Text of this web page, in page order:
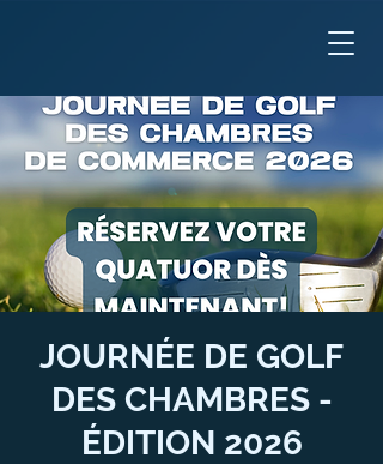
JOURNÉE DE GOLF
DES CHAMBRES -
ÉDITION 2026